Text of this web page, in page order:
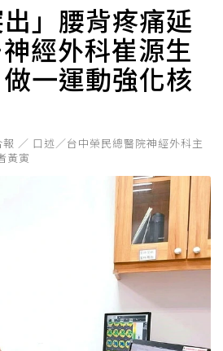
出」腰背疼痛延
經外科崔源生
一運動強化核
報 ／ 口述／台中榮民總醫院神經外科主
黃寅